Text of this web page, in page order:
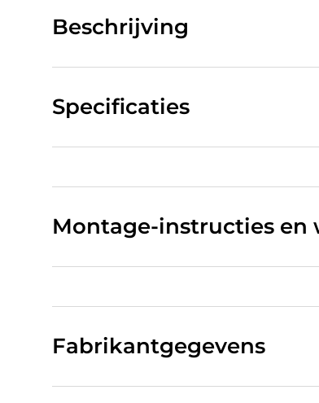
Beschrijving
Specificaties
Montage-instructies en
Fabrikantgegevens